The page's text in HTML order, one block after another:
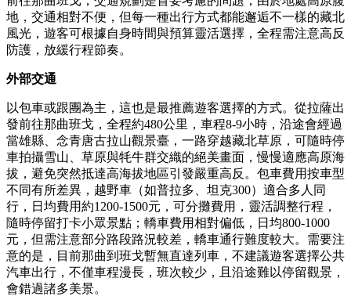
地，交通相對不便，但每一種出行方式都能邂逅不一樣的藏北
風光，遊客可根據自身時間與預算靈活選擇，全程需注意高反
防護，放緩行程節奏。
外部交通
以包車或跟團為主，這也是最推薦遊客選擇的方式。從拉薩出
發前往那曲班戈，全程約480公里，車程8-9小時，沿途會經過
當雄縣、念青唐古拉山觀景臺，一路穿越藏北草原，可隨時停
車拍攝雪山、草原與牦牛群交織的絕美畫面，慢慢適應高原海
拔，避免突然抵達高海拔地區引發嚴重高反。包車費用按車型
不同有所差異，越野車（如普拉多、坦克300）適合多人同
行，日均費用約1200-1500元，可分攤費用，靈活調整行程，
隨時停留打卡小眾景點；轎車費用相對偏低，日均800-1000
元，但需注意部分路段路況較差，轎車通行難度較大。需要注
意的是，目前那曲到班戈暫無直達列車，不建議遊客選擇公共
汽車出行，不僅車程漫長，班次較少，且沿途難以停留觀景，
會錯過諸多美景。